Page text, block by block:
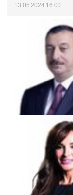
13 05 2024 16:00